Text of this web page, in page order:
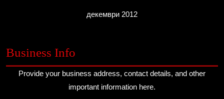
декември 2012
Business Info
Provide your business address, contact details, and other
important information here.